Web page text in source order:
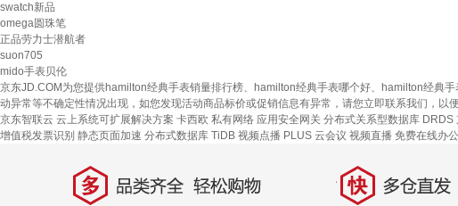
swatch新品
omega圆珠笔
正品劳力士潜航者
suon705
mido手表贝伦
京东JD.COM为您提供hamilton经典手表销量排行榜、hamilton经典手表哪个好、hamilton经典
动异常等不确定性情况出现，如您发现活动商品标价或促销信息有异常，请您立即联系我们，以便
京东智联云 云上系统可扩展解决方案 卡西欧 私有网络 应用安全网关 分布式关系型数据库 DRDS
增值税发票识别 静态页面加速 分布式数据库 TiDB 视频点播 PLUS 云会议 视频直播 免费在线办公
多 品类齐全，轻松购物 快 多仓直发，